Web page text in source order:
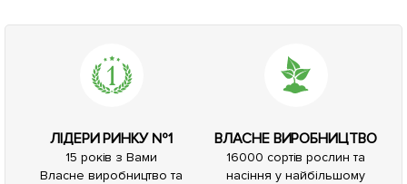
ЛІДЕРИ РИНКУ №1
15 років з Вами
Власне виробництво та
ВЛАСНЕ ВИРОБНИЦТВО
16000 сортів рослин та
насіння у найбільшому